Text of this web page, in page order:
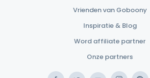
Vrienden van Goboony
Inspiratie & Blog
Word affiliate partner
Onze partners